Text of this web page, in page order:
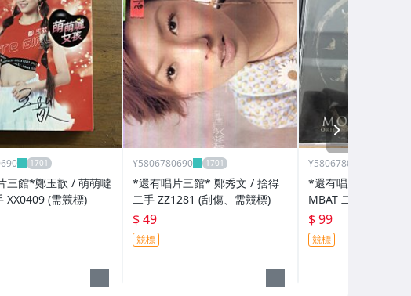
三館*鄭玉歆 / 萌萌噠
XX0409 (需競標)
Y5806780690
*還有唱片三館* 鄭秀文 / 捨得
二手 ZZ1281 (刮傷、需競標)
$ 49
競標
Y5806780690
*還有唱片行三館
MBAT 二手
$ 99
競標